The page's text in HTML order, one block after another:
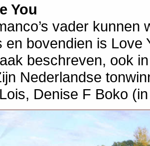
You
vader
en bovendien is Love
beschreven, ook
Nederlandse
Denise F Boko